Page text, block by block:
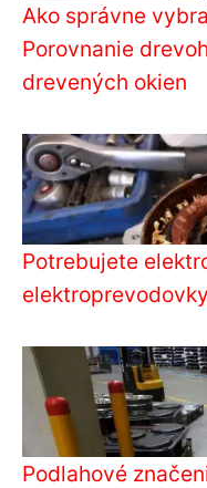
Ako správne
Porovnanie
drevených okien
Potrebujete
Podlahové